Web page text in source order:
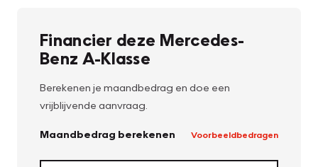
Financier deze Mercedes-
Benz A-Klasse
Berekenen je maandbedrag en doe een
vrijblijvende aanvraag.
Maandbedrag berekenen Voorbeeldbedragen